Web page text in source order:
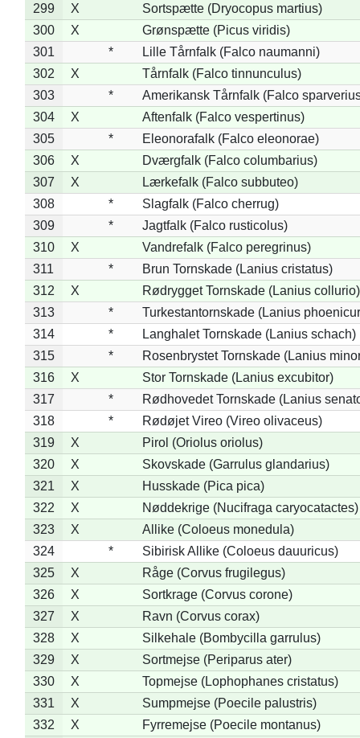
299
X
Sortspætte (Dryocopus martius)
300
X
Grønspætte (Picus viridis)
301
*
Lille Tårnfalk (Falco naumanni)
302
X
Tårnfalk (Falco tinnunculus)
303
*
Amerikansk Tårnfalk (Falco
304
X
Aftenfalk (Falco vespertinus)
305
*
Eleonorafalk (Falco eleonorae)
306
X
Dværgfalk (Falco columbarius)
307
X
Lærkefalk (Falco subbuteo)
308
*
Slagfalk (Falco cherrug)
309
*
Jagtfalk (Falco rusticolus)
310
X
Vandrefalk (Falco peregrinus)
311
*
Brun Tornskade (Lanius cristatus)
312
X
Rødrygget Tornskade (Lanius collurio)
313
*
Turkestantornskade (Lanius
314
*
Langhalet Tornskade (Lanius schach)
315
*
Rosenbrystet Tornskade (Lanius
316
X
Stor Tornskade (Lanius excubitor)
317
*
Rødhovedet Tornskade (Lanius
318
*
Rødøjet Vireo (Vireo olivaceus)
319
X
Pirol (Oriolus oriolus)
320
X
Skovskade (Garrulus glandarius)
321
X
Husskade (Pica pica)
322
X
Nøddekrige (Nucifraga caryocatactes)
323
X
Allike (Coloeus monedula)
324
*
Sibirisk Allike (Coloeus dauuricus)
325
X
Råge (Corvus frugilegus)
326
X
Sortkrage (Corvus corone)
327
X
Ravn (Corvus corax)
328
X
Silkehale (Bombycilla garrulus)
329
X
Sortmejse (Periparus ater)
330
X
Topmejse (Lophophanes cristatus)
331
X
Sumpmejse (Poecile palustris)
332
X
Fyrremejse (Poecile montanus)